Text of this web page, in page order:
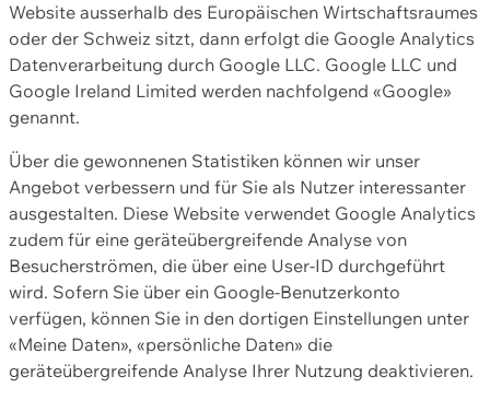
Website ausserhalb des Europäischen Wirtschaftsraumes
oder der Schweiz sitzt, dann erfolgt die Google Analytics
Datenverarbeitung durch Google LLC. Google LLC und
Google Ireland Limited werden nachfolgend «Google»
genannt.
Über die gewonnenen Statistiken können wir unser
Angebot verbessern und für Sie als Nutzer interessanter
ausgestalten. Diese Website verwendet Google Analytics
zudem für eine geräteübergreifende Analyse von
Besucherströmen, die über eine User-ID durchgeführt
wird. Sofern Sie über ein Google-Benutzerkonto
verfügen, können Sie in den dortigen Einstellungen unter
«Meine Daten», «persönliche Daten» die
geräteübergreifende Analyse Ihrer Nutzung deaktivieren.